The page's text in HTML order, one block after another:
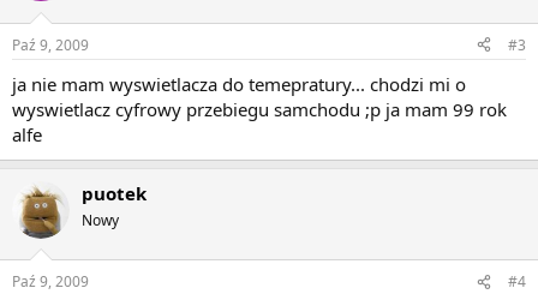
Paź 9, 2009 #3
ja nie mam wyswietlacza do temepratury... chodzi mi o
wyswietlacz cyfrowy przebiegu samchodu ;p ja mam 99 rok
alfe
puotek
Nowy
Paź 9, 2009 #4